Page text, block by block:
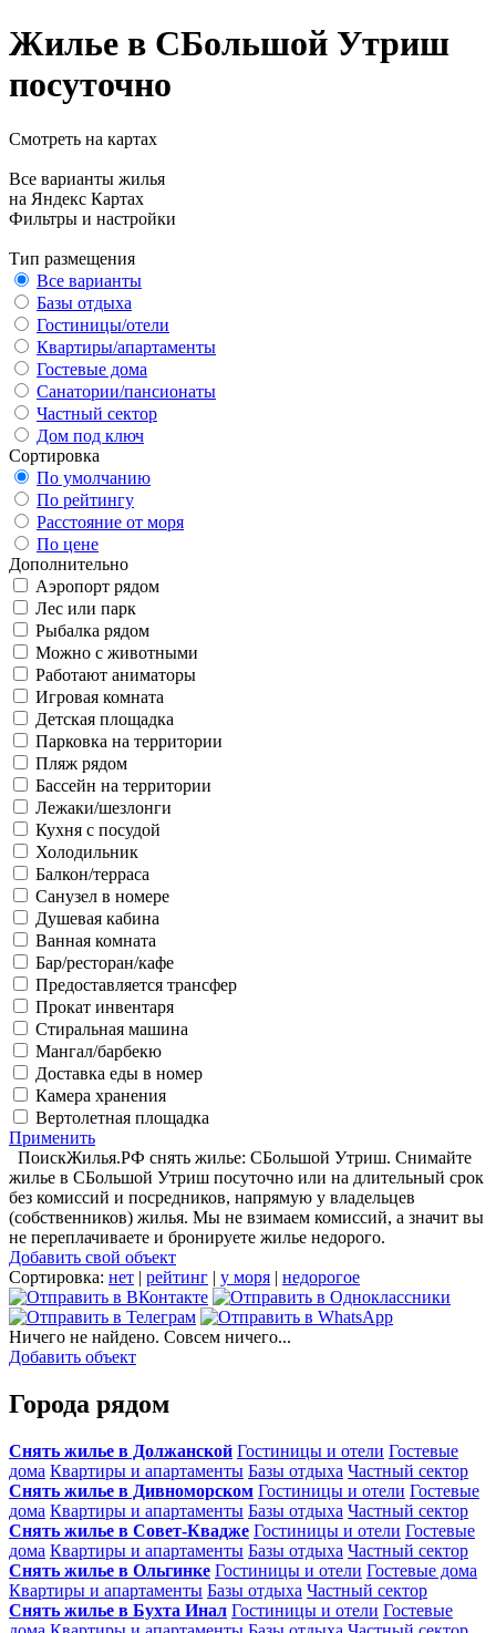
Жилье в СБольшой Утриш
посуточно
Смотреть на картах
Все варианты жилья
на Яндекс Картах
Фильтры и настройки
Тип размещения
Все варианты
Базы отдыха
Гостиницы/отели
Квартиры/апартаменты
Гостевые дома
Санатории/пансионаты
Частный сектор
Дом под ключ
Сортировка
По умолчанию
По рейтингу
Расстояние от моря
По цене
Дополнительно
Аэропорт рядом
Лес или парк
Рыбалка рядом
Можно с животными
Работают аниматоры
Игровая комната
Детская площадка
Парковка на территории
Пляж рядом
Бассейн на территории
Лежаки/шезлонги
Кухня с посудой
Холодильник
Балкон/терраса
Санузел в номере
Душевая кабина
Ванная комната
Бар/ресторан/кафе
Предоставляется трансфер
Прокат инвентаря
Стиральная машина
Мангал/барбекю
Доставка еды в номер
Камера хранения
Вертолетная площадка
Применить
ПоискЖилья.РФ снять жилье: СБольшой Утриш. Снимайте
жилье в СБольшой Утриш посуточно или на длительный срок
без комиссий и посредников, напрямую у владельцев
(собственников) жилья. Мы не взимаем комиссий, а значит вы
не переплачиваете и бронируете жилье недорого.
Добавить свой объект
Сортировка: нет | рейтинг | у моря | недорогое
Ничего не найдено. Совсем ничего...
Добавить объект
Города рядом
Снять жилье в Должанской Гостиницы и отели Гостевые
дома Квартиры и апартаменты Базы отдыха Частный сектор
Снять жилье в Дивноморском Гостиницы и отели Гостевые
дома Квартиры и апартаменты Базы отдыха Частный сектор
Снять жилье в Совет-Квадже Гостиницы и отели Гостевые
дома Квартиры и апартаменты Базы отдыха Частный сектор
Снять жилье в Ольгинке Гостиницы и отели Гостевые дома
Квартиры и апартаменты Базы отдыха Частный сектор
Снять жилье в Бухта Инал Гостиницы и отели Гостевые